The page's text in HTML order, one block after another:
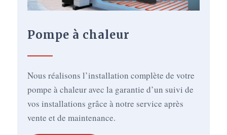
Pompe à chaleur
Nous réalisons l’installation complète de votre
pompe à chaleur avec la garantie d’un suivi de
vos installations grâce à notre service après
vente et de maintenance.